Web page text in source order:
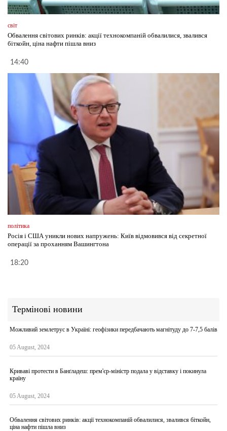
світ
Обвалення світових ринків: акції технокомпаній обвалилися, звалився
біткойн, ціна нафти пішла вниз
14:40
політика
Росія і США уникли нових напружень: Київ відмовився від секретної
операції за проханням Вашингтона
18:20
Термінові новини
Можливий землетрус в Україні: геофізики передбачають магнітуду до 7-7,5 балів
05 August, 2024
Криваві протести в Банґладеш: прем'єр-міністр подала у відставку і покинула
країну
05 August, 2024
Обвалення світових ринків: акції технокомпаній обвалилися, звалився біткойн,
ціна нафти пішла вниз